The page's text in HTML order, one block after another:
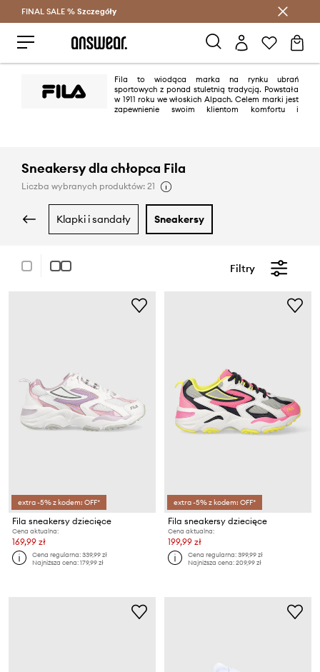
Oszczędzaj z Answear Club >
FINAL SALE % Szczegóły
Fila to wiodąca marka na rynku ubrań
sportowych z ponad stuletnią tradycją. Powstała
w 1911 roku we włoskich Alpach. Celem marki jest
zapewnienie swoim klientom komfortu i
Sneakersy dla chłopca Fila
Liczba wybranych produktów: 21
klapki i sandały sneakersy
Filtry
extra -5% z kodem: OFF*
Fila sneakersy dziecięce
Cena aktualna:
169,99 zł
Cena regularna:339,99 zł
Najniższa cena:179,99 zł
extra -5% z kodem: OFF*
Fila sneakersy dziecięce
Cena aktualna:
199,99 zł
Cena regularna:399,99 zł
Najniższa cena:209,99 zł